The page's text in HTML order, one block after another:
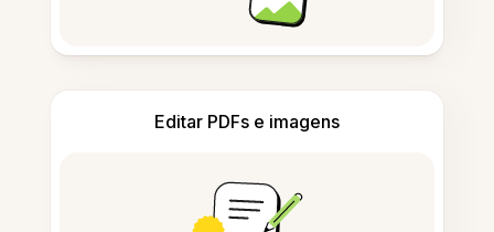
Editar PDFs e imagens